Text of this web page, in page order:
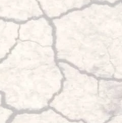
Sprinter 906
mit
ab Werk